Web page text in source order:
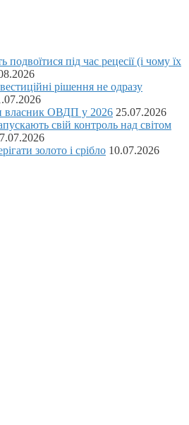
подвоїтися під час рецесії (і чому їх
рішення не одразу
власник ОВДП у 2026 25.07.2026
свій контроль над світом
золото і срібло 10.07.2026